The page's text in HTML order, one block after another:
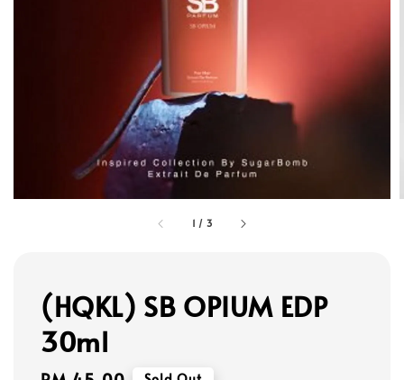
1 / 3
(HQKL) SB OPIUM EDP
30ml